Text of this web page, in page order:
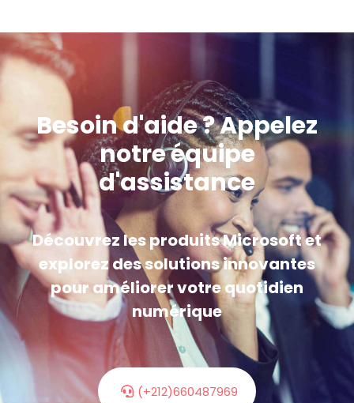
Besoin d'aide ? Appelez
notre équipe
d'assistance
Découvrez les produits Microsoft et
explorez des solutions innovantes
pour améliorer votre quotidien
numérique
(+212)660487969